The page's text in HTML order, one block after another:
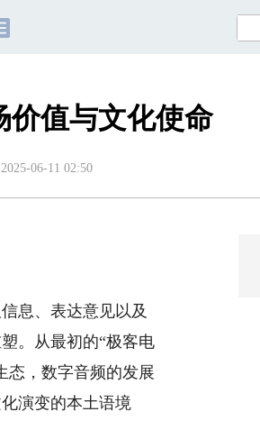
价值与文化使命
2025-06-11 02:50
息、表达意见以及
。从最初的“极客电
态，数字音频的发展
演变的本土语境